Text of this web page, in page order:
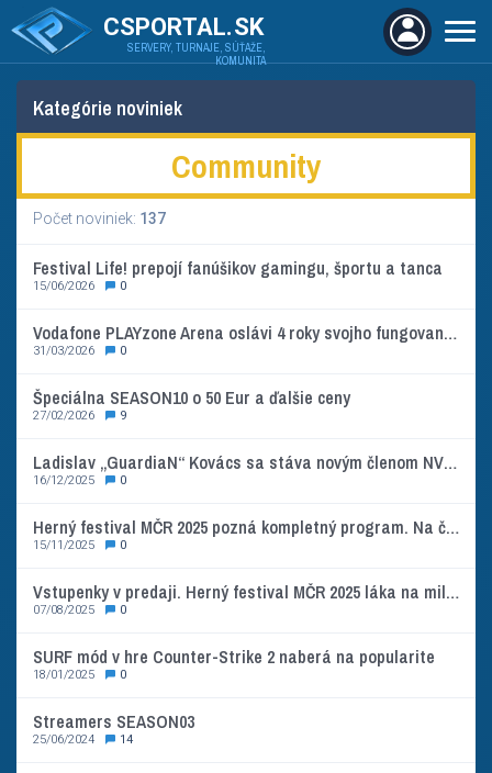
CSPORTAL.SK
SERVERY, TURNAJE, SÚŤAŽE,
KOMUNITA
Kategórie noviniek
Community
Počet noviniek: 137
Festival Life! prepojí fanúšikov gamingu, športu a tanca
15/06/2026 0
Vodafone PLAYzone Arena oslávi 4 roky svojho fungovania turnajom svetových hviezd
31/03/2026 0
Špeciálna SEASON10 o 50 Eur a ďalšie ceny
27/02/2026 9
Ladislav „GuardiaN“ Kovács sa stáva novým členom NVIDIA Siene slávy česko-slovenského e-športu
16/12/2025 0
Herný festival MČR 2025 pozná kompletný program. Na čo láka návštevníkov najväčšia gamingová akcia v Česku?
15/11/2025 0
Vstupenky v predaji. Herný festival MČR 2025 láka na miliónový športový turnaj k 15 rokom akcie
07/08/2025 0
SURF mód v hre Counter-Strike 2 naberá na popularite
18/01/2025 0
Streamers SEASON03
25/06/2024 14